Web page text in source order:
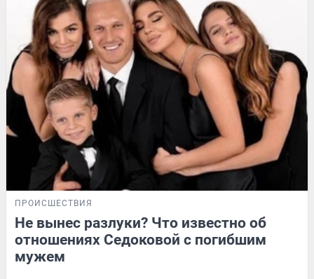
ПРОИСШЕСТВИЯ
Не вынес разлуки? Что известно об
отношениях Седоковой с погибшим
мужем